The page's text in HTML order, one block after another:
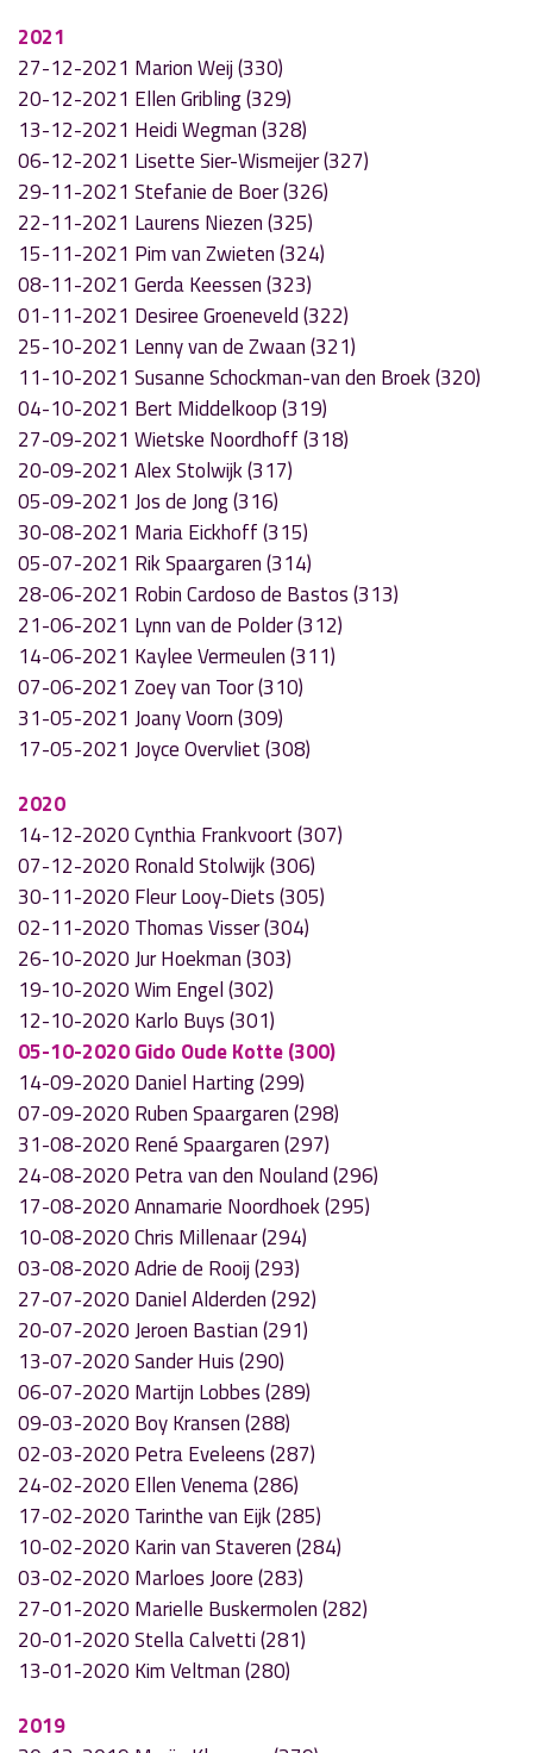
2021
27-12-2021 Marion Weij (330)
20-12-2021 Ellen Gribling (329)
13-12-2021 Heidi Wegman (328)
06-12-2021 Lisette Sier-Wismeijer (327)
29-11-2021 Stefanie de Boer (326)
22-11-2021 Laurens Niezen (325)
15-11-2021 Pim van Zwieten (324)
08-11-2021 Gerda Keessen (323)
01-11-2021 Desiree Groeneveld (322)
25-10-2021 Lenny van de Zwaan (321)
11-10-2021 Susanne Schockman-van den Broek (320)
04-10-2021 Bert Middelkoop (319)
27-09-2021 Wietske Noordhoff (318)
20-09-2021 Alex Stolwijk (317)
05-09-2021 Jos de Jong (316)
30-08-2021 Maria Eickhoff (315)
05-07-2021 Rik Spaargaren (314)
28-06-2021 Robin Cardoso de Bastos (313)
21-06-2021 Lynn van de Polder (312)
14-06-2021 Kaylee Vermeulen (311)
07-06-2021 Zoey van Toor (310)
31-05-2021 Joany Voorn (309)
17-05-2021 Joyce Overvliet (308)
2020
14-12-2020 Cynthia Frankvoort (307)
07-12-2020 Ronald Stolwijk (306)
30-11-2020 Fleur Looy-Diets (305)
02-11-2020 Thomas Visser (304)
26-10-2020 Jur Hoekman (303)
19-10-2020 Wim Engel (302)
12-10-2020 Karlo Buys (301)
05-10-2020 Gido Oude Kotte (300)
14-09-2020 Daniel Harting (299)
07-09-2020 Ruben Spaargaren (298)
31-08-2020 René Spaargaren (297)
24-08-2020 Petra van den Nouland (296)
17-08-2020 Annamarie Noordhoek (295)
10-08-2020 Chris Millenaar (294)
03-08-2020 Adrie de Rooij (293)
27-07-2020 Daniel Alderden (292)
20-07-2020 Jeroen Bastian (291)
13-07-2020 Sander Huis (290)
06-07-2020 Martijn Lobbes (289)
09-03-2020 Boy Kransen (288)
02-03-2020 Petra Eveleens (287)
24-02-2020 Ellen Venema (286)
17-02-2020 Tarinthe van Eijk (285)
10-02-2020 Karin van Staveren (284)
03-02-2020 Marloes Joore (283)
27-01-2020 Marielle Buskermolen (282)
20-01-2020 Stella Calvetti (281)
13-01-2020 Kim Veltman (280)
2019